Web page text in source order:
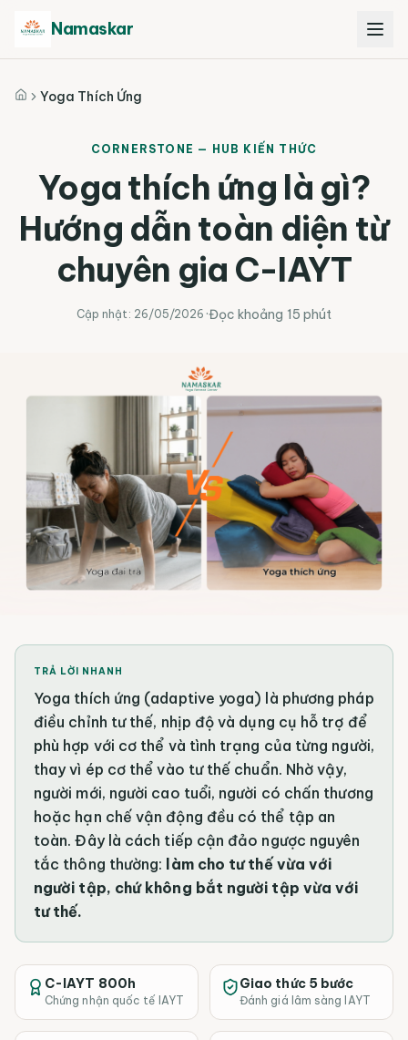
Namaskar
Trang chủ
Yoga Thích Ứng
CORNERSTONE — HUB KIẾN THỨC
Yoga thích ứng là gì?
Hướng dẫn toàn diện từ
chuyên gia C-IAYT
Cập nhật: 26/05/2026 ·Đọc khoảng 15 phút
TRẢ LỜI NHANH
Yoga thích ứng (adaptive yoga) là phương pháp
điều chỉnh tư thế, nhịp độ và dụng cụ hỗ trợ để
phù hợp với cơ thể và tình trạng của từng người,
thay vì ép cơ thể vào tư thế chuẩn. Nhờ vậy,
người mới, người cao tuổi, người có chấn thương
hoặc hạn chế vận động đều có thể tập an
toàn. Đây là cách tiếp cận đảo ngược nguyên
tắc thông thường: làm cho tư thế vừa với
người tập, chứ không bắt người tập vừa với
tư thế.
C-IAYT 800h
Chứng nhận quốc tế IAYT
Giao thức 5 bước
Đánh giá lâm sàng IAYT